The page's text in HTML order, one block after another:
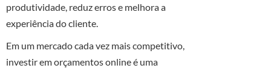
produtividade, reduz erros e melhora a
experiência do cliente.
Em um mercado cada vez mais competitivo,
investir em orçamentos online é uma